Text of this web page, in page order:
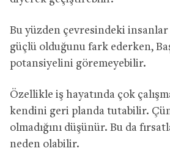
Bu yüzden çevresindeki
güçlü olduğunu fark ederken,
potansiyelini göremeyebilir.
Özellikle iş hayatında çok
kendini geri planda tutabilir.
olmadığını düşünür. Bu da
neden olabilir.